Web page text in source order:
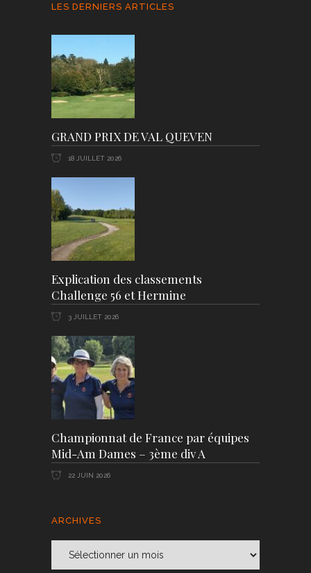
LES DERNIERS ARTICLES
GRAND PRIX DE VAL QUEVEN
18 JUILLET 2026
Explication des classements
Challenge 56 et Hermine
3 JUILLET 2026
Championnat de France par équipes
Mid-Am Dames – 3ème div A
22 JUIN 2026
ARCHIVES
Archives